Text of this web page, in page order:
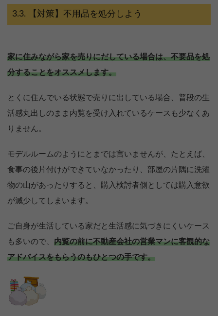
【対策】不用品を処分しよう
家に住みながら家を売りにだしている場合は、不要品を処
分することをオススメします。
とくに住んでいる状態で売りに出している場合、普段の生
活感丸出しのまま内覧を受け入れているケースも少なくあ
りません。
モデルルームのようにとまでは言いませんが、たとえば、
食事の後片付けができていなかったり、部屋の片隅に洗濯
物の山があったりすると、購入検討者側としては購入意欲
が減少してしまいます。
ご自身が生活している家だと生活感に気づきにくいケース
も多いので、 内覧の前に不動産会社の営業マンに客観的な
アドバイスをもらうのもひとつの手です。